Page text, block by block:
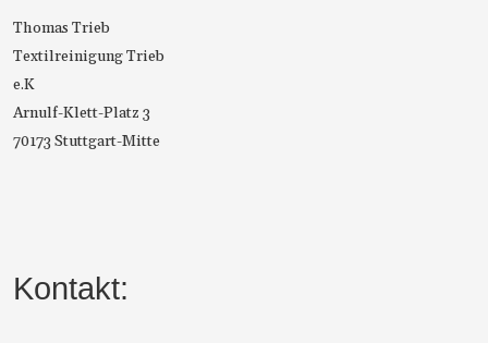
Thomas Trieb
Textilreinigung Trieb
e.K
Arnulf-Klett-Platz 3
70173 Stuttgart-Mitte
Kontakt: